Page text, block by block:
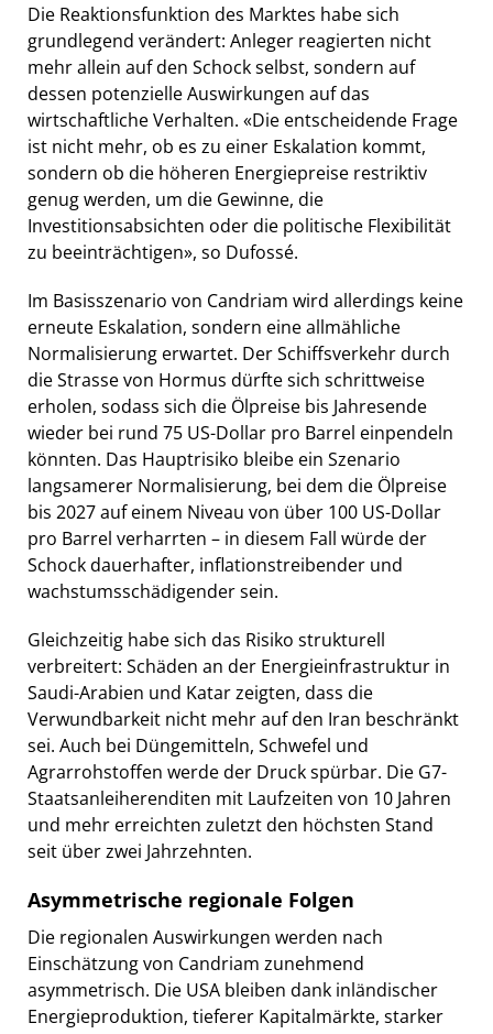
Die Reaktionsfunktion des Marktes habe sich
grundlegend verändert: Anleger reagierten nicht
mehr allein auf den Schock selbst, sondern auf
dessen potenzielle Auswirkungen auf das
wirtschaftliche Verhalten. «Die entscheidende Frage
ist nicht mehr, ob es zu einer Eskalation kommt,
sondern ob die höheren Energiepreise restriktiv
genug werden, um die Gewinne, die
Investitionsabsichten oder die politische Flexibilität
zu beeinträchtigen», so Dufossé.
Im Basisszenario von Candriam wird allerdings keine
erneute Eskalation, sondern eine allmähliche
Normalisierung erwartet. Der Schiffsverkehr durch
die Strasse von Hormus dürfte sich schrittweise
erholen, sodass sich die Ölpreise bis Jahresende
wieder bei rund 75 US-Dollar pro Barrel einpendeln
könnten. Das Hauptrisiko bleibe ein Szenario
langsamerer Normalisierung, bei dem die Ölpreise
bis 2027 auf einem Niveau von über 100 US-Dollar
pro Barrel verharrten – in diesem Fall würde der
Schock dauerhafter, inflationstreibender und
wachstumsschädigender sein.
Gleichzeitig habe sich das Risiko strukturell
verbreitert: Schäden an der Energieinfrastruktur in
Saudi-Arabien und Katar zeigten, dass die
Verwundbarkeit nicht mehr auf den Iran beschränkt
sei. Auch bei Düngemitteln, Schwefel und
Agrarrohstoffen werde der Druck spürbar. Die G7-
Staatsanleiherenditen mit Laufzeiten von 10 Jahren
und mehr erreichten zuletzt den höchsten Stand
seit über zwei Jahrzehnten.
Asymmetrische regionale Folgen
Die regionalen Auswirkungen werden nach
Einschätzung von Candriam zunehmend
asymmetrisch. Die USA bleiben dank inländischer
Energieproduktion, tieferer Kapitalmärkte, starker